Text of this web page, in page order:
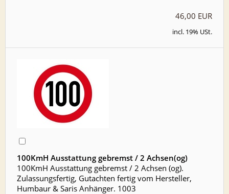
46,00 EUR
incl. 19% USt.
100KmH Ausstattung gebremst / 2 Achsen(og)
100KmH Ausstattung gebremst / 2 Achsen (og).
Zulassungsfertig, Gutachten fertig vom Hersteller,
Humbaur & Saris Anhänger. 1003